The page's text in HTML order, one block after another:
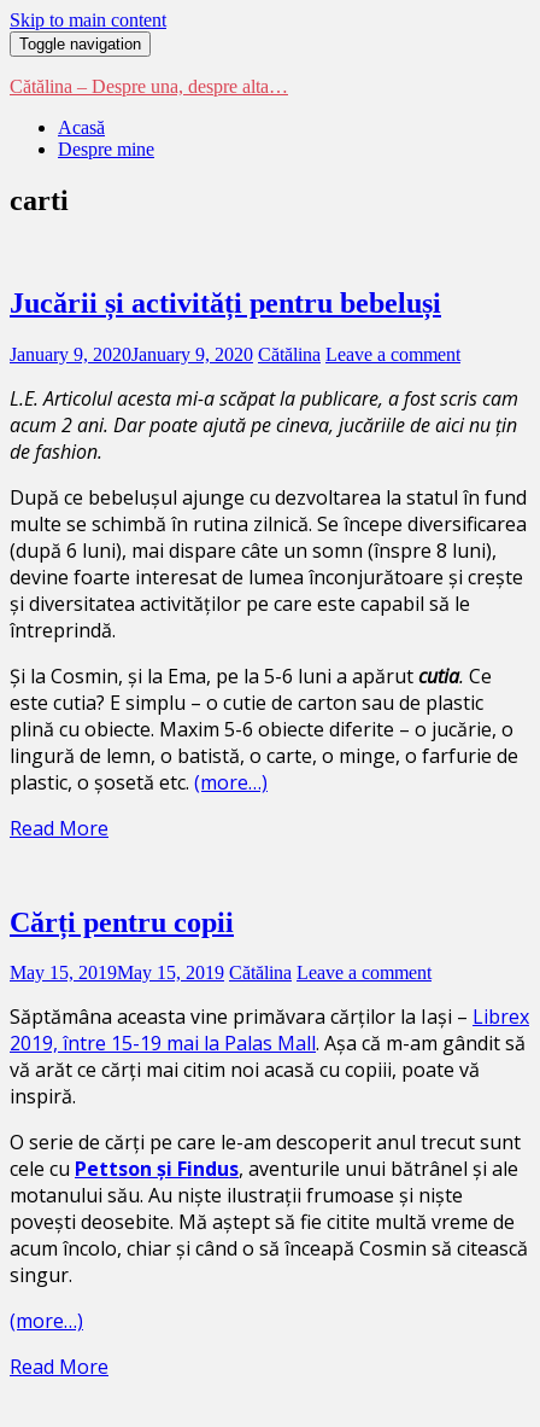
Skip to main content
Toggle navigation
Cătălina – Despre una, despre alta…
Acasă
Despre mine
carti
Jucării și activități pentru bebeluși
January 9, 2020January 9, 2020 Cătălina Leave a comment
L.E. Articolul acesta mi-a scăpat la publicare, a fost scris cam
acum 2 ani. Dar poate ajută pe cineva, jucăriile de aici nu țin
de fashion.
După ce bebelușul ajunge cu dezvoltarea la statul în fund
multe se schimbă în rutina zilnică. Se începe diversificarea
(după 6 luni), mai dispare câte un somn (înspre 8 luni),
devine foarte interesat de lumea înconjurătoare și crește
și diversitatea activităților pe care este capabil să le
întreprindă.
Și la Cosmin, și la Ema, pe la 5-6 luni a apărutcutia. Ce
este cutia? E simplu – o cutie de carton sau de plastic
plină cu obiecte. Maxim 5-6 obiecte diferite – o jucărie, o
lingură de lemn, o batistă, o carte, o minge, o farfurie de
plastic, o șosetă etc. (more…)
Read More
Cărți pentru copii
May 15, 2019May 15, 2019 Cătălina Leave a comment
Săptămâna aceasta vine primăvara cărților la Iași – Librex
2019, între 15-19 mai la Palas Mall. Așa că m-am gândit să
vă arăt ce cărți mai citim noi acasă cu copiii, poate vă
inspiră.
O serie de cărți pe care le-am descoperit anul trecut sunt
cele cu Pettson și Findus, aventurile unui bătrânel și ale
motanului său. Au niște ilustrații frumoase și niște
povești deosebite. Mă aștept să fie citite multă vreme de
acum încolo, chiar și când o să înceapă Cosmin să citească
singur.
(more…)
Read More